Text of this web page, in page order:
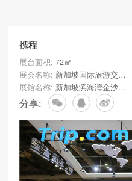
携程
展台面积: 72㎡
展会名称: 新加坡国际旅游交易会（ITB）
展馆名称: 新加坡滨海湾金沙会展中心
分享: